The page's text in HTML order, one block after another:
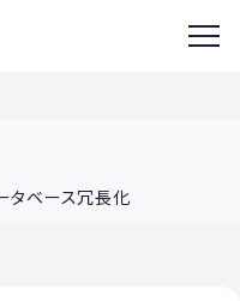
タベース冗長化